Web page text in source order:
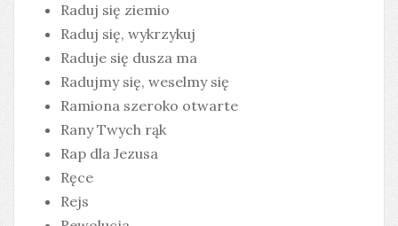
Raduj się ziemio
Raduj się, wykrzykuj
Raduje się dusza ma
Radujmy się, weselmy się
Ramiona szeroko otwarte
Rany Twych rąk
Rap dla Jezusa
Ręce
Rejs